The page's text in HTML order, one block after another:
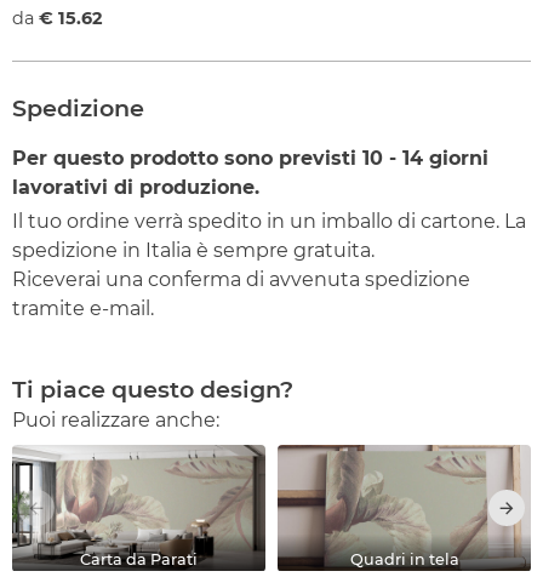
da € 15.62
Spedizione
Per questo prodotto sono previsti 10 - 14 giorni
lavorativi di produzione.
Il tuo ordine verrà spedito in un imballo di cartone. La
spedizione in Italia è sempre gratuita.
Riceverai una conferma di avvenuta spedizione
tramite e-mail.
Ti piace questo design?
Puoi realizzare anche:
Carta da Parati Quadri in tela